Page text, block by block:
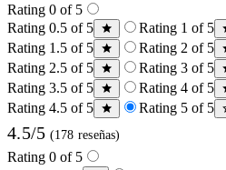
Rating 0 of 5
Rating 0.5 of 5
Rating 1 of 5
Rating 1.5 of 5
Rating 2 of 5
Rating 2.5 of 5
Rating 3 of 5
Rating 3.5 of 5
Rating 4 of 5
Rating 4.5 of 5
Rating 5 of 5
4.5/5 (178 reseñas)
Rating 0 of 5